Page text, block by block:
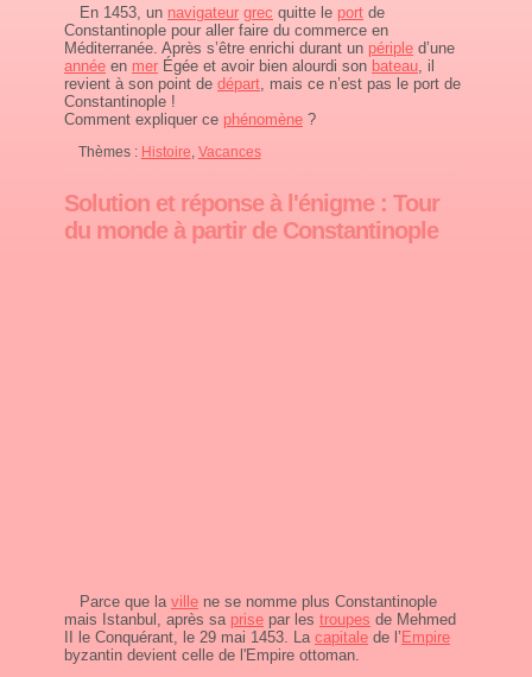
En 1453, un navigateur grec quitte le port de
Constantinople pour aller faire du commerce en
Méditerranée. Après s’être enrichi durant un périple d’une
année en mer Égée et avoir bien alourdi son bateau, il
revient à son point de départ, mais ce n’est pas le port de
Constantinople !
Comment expliquer ce phénomène ?
Thèmes : Histoire Vacances
Solution et réponse à l'énigme : Tour
du monde à partir de Constantinople
Parce que la ville ne se nomme plus Constantinople
mais Istanbul, après sa prise par les troupes de Mehmed
II le Conquérant, le 29 mai 1453. La capitale de l’Empire
byzantin devient celle de l'Empire ottoman.